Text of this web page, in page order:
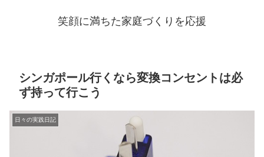
笑顔に満ちた家庭づくりを応援
シンガポール行くなら変換コンセントは必
ず持って行こう
日々の実践日記